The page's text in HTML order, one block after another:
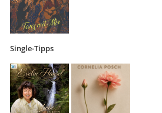
Single-Tipps